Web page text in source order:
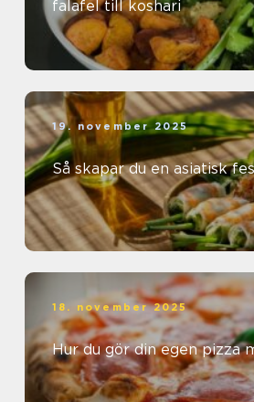
falafel till koshari
19. november 2025
Så skapar du en asiatisk
18. november 2025
Hur du gör din egen pizza